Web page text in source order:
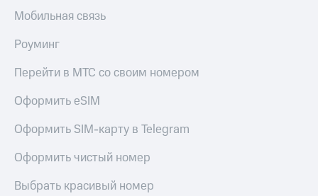
Мобильная связь
Роуминг
Перейти в МТС со своим номером
Оформить eSIM
Оформить SIM-карту в Telegram
Оформить чистый номер
Выбрать красивый номер